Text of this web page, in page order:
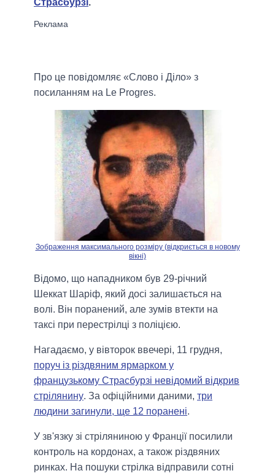
Про це повідомляє «Слово і Діло» з
посиланням на Le Progres.
Зображення максимального розміру (відкриється в новому
вікні)
Відомо, що нападником був 29-річний
Шеккат Шаріф, який досі залишається на
волі. Він поранений, але зумів втекти на
таксі при перестрілці з поліцією.
Нагадаємо, у вівторок ввечері, 11 грудня,
поруч із різдвяним ярмарком у
французькому Страсбурзі невідомий відкрив
стрілянину. За офіційними даними, три
людини загинули, ще 12 поранені.
У зв'язку зі стріляниною у Франції посилили
контроль на кордонах, а також різдвяних
ринках. На пошуки стрілка відправили сотні